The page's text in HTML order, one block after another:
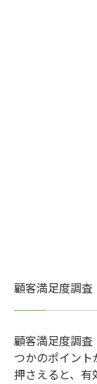
顧客満足度調査
顧客満足度調査
つかのポイント
押さえると、有